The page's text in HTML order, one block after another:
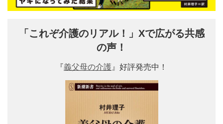
「これぞ介護のリアル！」Xで広がる共感
の声！
『義父母の介護 』好評発売中！